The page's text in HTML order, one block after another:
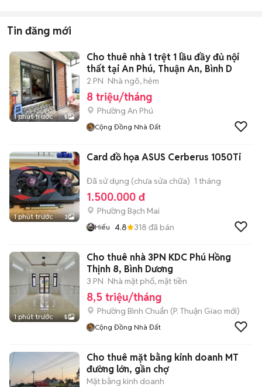
Tin đăng mới
1 phút trước 5
Cho thuê nhà 1 trệt 1 lầu đầy đủ nội
thất tại An Phú, Thuận An, Bình D
2 PN Nhà ngõ, hẻm
8 triệu/tháng
Phường An Phú
Cộng Đồng Nhà Đất
1 phút trước 3
Card đồ họa ASUS Cerberus 1050Ti
Đã sử dụng (chưa sửa chữa) 1 tháng
1.500.000 đ
Phường Bạch Mai
Hiếu 4.8 318 đã bán
1 phút trước 5
Cho thuê nhà 3PN KDC Phú Hồng
Thịnh 8, Bình Dương
3 PN Nhà mặt phố, mặt tiền
8,5 triệu/tháng
Phường Bình Chuẩn (P. Thuận Giao mới)
Cộng Đồng Nhà Đất
Cho thuê mặt bằng kinh doanh MT
đường lớn, gần chợ
Mặt bằng kinh doanh